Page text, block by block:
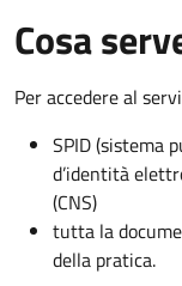
Cosa
Per accedere al
SPID (sistema
d’identità
(CNS)
tutta la
della pratica.